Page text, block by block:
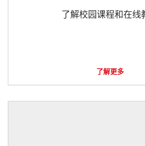
了解校园课程和在线
了解更多